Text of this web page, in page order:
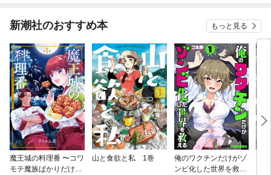
新潮社のおすすめ本 もっと見る
魔王城の料理番 〜コワ
モテ魔族ばかりだけ
山と食欲と私 1巻
俺のワクチンだけがゾ
ンビ化した世界を救え